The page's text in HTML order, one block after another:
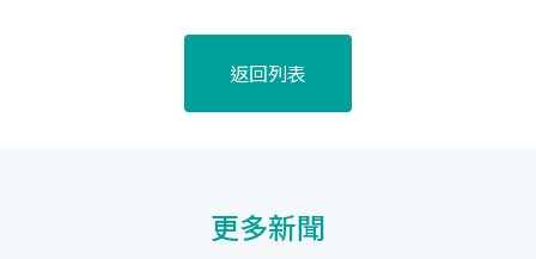
返回列表
更多新聞